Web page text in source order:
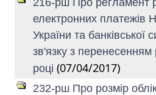
216-рш Про регламент
електронних платежів
України та банківської
зв'язку з перенесенням
році (07/04/2017)
232-рш Про розмір